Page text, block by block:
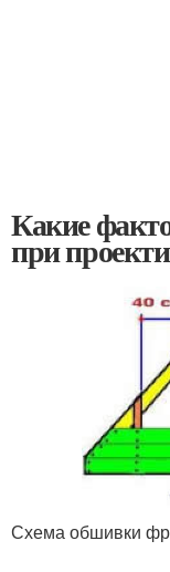
Какие
при
Схема обшивки